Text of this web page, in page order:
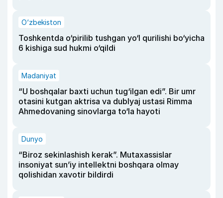
O‘zbekiston
Toshkentda o‘pirilib tushgan yo‘l qurilishi bo‘yicha
6 kishiga sud hukmi o‘qildi
Madaniyat
“U boshqalar baxti uchun tug‘ilgan edi”. Bir umr
otasini kutgan aktrisa va dublyaj ustasi Rimma
Ahmedovaning sinovlarga to‘la hayoti
Dunyo
“Biroz sekinlashish kerak”. Mutaxassislar
insoniyat sun’iy intellektni boshqara olmay
qolishidan xavotir bildirdi